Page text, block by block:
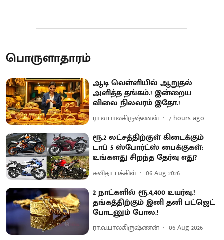
பொருளாதாரம்
ஆடி வெள்ளியில் ஆறுதல்
அளித்த தங்கம்.! இன்றைய
விலை நிலவரம் இதோ.!
ரா.வ.பாலகிருஷ்ணன் 7 hours ago
ரூ.2 லட்சத்திற்குள் கிடைக்கும்
டாப் 5 ஸ்போர்ட்ஸ் பைக்குகள்:
உங்களது சிறந்த தேர்வு எது?
கவிதா பக்கிள் 06 Aug 2026
2 நாட்களில் ரூ.4,400 உயர்வு.!
தங்கத்திற்கும் இனி தனி பட்ஜெட்
போடனும் போல.!
ரா.வ.பாலகிருஷ்ணன் 06 Aug 2026